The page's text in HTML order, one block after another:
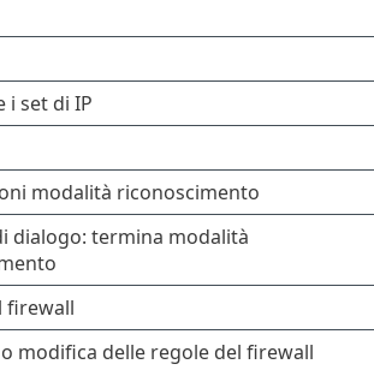
i set di IP
modalità riconoscimento
dialogo: termina modalità
firewall
modifica delle regole del firewall